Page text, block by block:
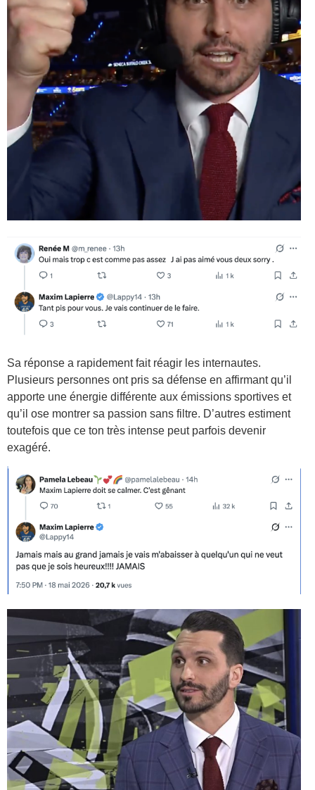
Sa réponse a rapidement fait réagir les internautes.
Plusieurs personnes ont pris sa défense en affirmant qu’il
apporte une énergie différente aux émissions sportives et
qu’il ose montrer sa passion sans filtre. D’autres estiment
toutefois que ce ton très intense peut parfois devenir
exagéré.